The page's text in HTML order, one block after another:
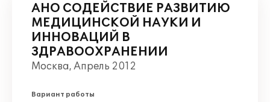
АНО СОДЕЙСТВИЕ РАЗВИТИЮ
МЕДИЦИНСКОЙ НАУКИ И
ИННОВАЦИЙ В
ЗДРАВООХРАНЕНИИ
Москва, Апрель 2012
Вариант работы